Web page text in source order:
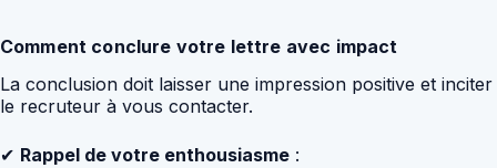
Comment conclure votre lettre avec impact
La conclusion doit laisser une impression positive et inciter
le recruteur à vous contacter.
✔ Rappel de votre enthousiasme :